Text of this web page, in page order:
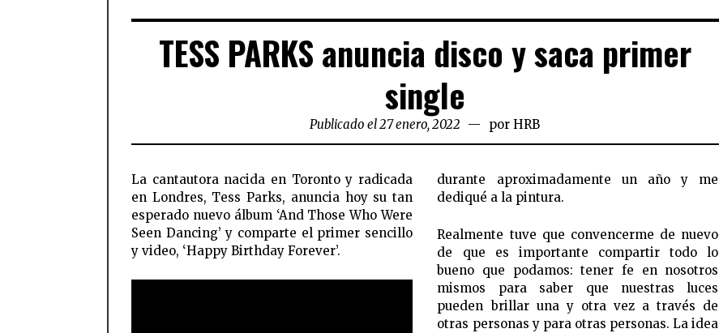
TESS PARKS anuncia disco y saca primer
single
Publicado el 27 enero, 2022 porHRB
La cantautora nacida en Toronto y radicada
en Londres, Tess Parks, anuncia hoy su tan
esperado nuevo álbum ‘And Those Who Were
Seen Dancing’ y comparte el primer sencillo
y video, ‘Happy Birthday Forever’.
durante aproximadamente un año y me
dediqué a la pintura.
Realmente tuve que convencerme de nuevo
de que es importante compartir todo lo
bueno que podamos: tener fe en nosotros
mismos para saber que nuestras luces
pueden brillar una y otra vez a través de
otras personas y para otras personas. La idea